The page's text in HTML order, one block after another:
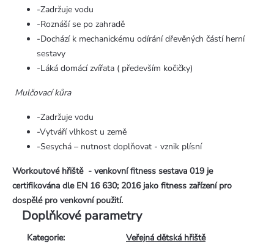
-Zadržuje vodu
-Roznáší se po zahradě
-Dochází k mechanickému odírání dřevěných částí herní
sestavy
-Láká domácí zvířata ( především kočičky)
Mulčovací kůra
-Zadržuje vodu
-Vytváří vlhkost u země
-Sesychá – nutnost doplňovat - vznik plísní
Workoutové hřiště - venkovní fitness sestava 019 je
certifikována dle EN 16 630; 2016 jako fitness zařízení pro
dospělé pro venkovní použití.
Doplňkové parametry
Kategorie: Veřejná dětská hřiště